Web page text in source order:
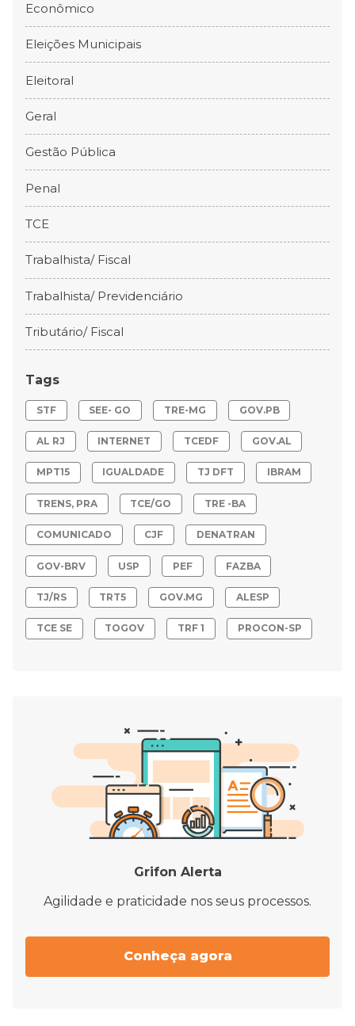
Econômico
Eleições Municipais
Eleitoral
Geral
Gestão Pública
Penal
TCE
Trabalhista/ Fiscal
Trabalhista/ Previdenciário
Tributário/ Fiscal
Tags
STF SEE- GO TRE-MG GOV.PB
AL RJ INTERNET TCEDF GOV.AL
MPT15 IGUALDADE TJ DFT IBRAM
TRENS, PRA TCE/GO TRE -BA
COMUNICADO CJF DENATRAN
GOV-BRV USP PEF FAZBA
TJ/RS TRT5 GOV.MG ALESP
TCE SE TOGOV TRF 1 PROCON-SP
Grifon Alerta
Agilidade e praticidade nos seus processos.
Conheça agora